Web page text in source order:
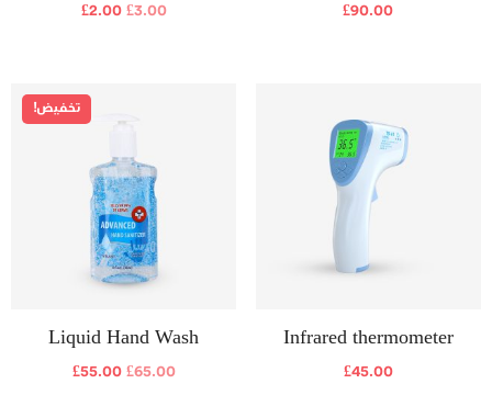
£90.00
£3.00
£2.00
Infrared thermometer
£45.00
تخفيض!
Liquid Hand Wash
£65.00
£55.00